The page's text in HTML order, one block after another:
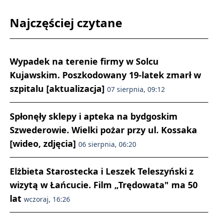
Najczęściej czytane
Wypadek na terenie firmy w Solcu
Kujawskim. Poszkodowany 19-latek zmarł w
szpitalu [aktualizacja] 07 sierpnia, 09:12
Spłonęły sklepy i apteka na bydgoskim
Szwederowie. Wielki pożar przy ul. Kossaka
[wideo, zdjęcia] 06 sierpnia, 06:20
Elżbieta Starostecka i Leszek Teleszyński z
wizytą w Łańcucie. Film „Trędowata" ma 50
lat wczoraj, 16:26